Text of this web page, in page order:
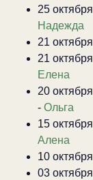
25
Надежда
21
21
Елена
20
- Ольга
15
Алена
10
03